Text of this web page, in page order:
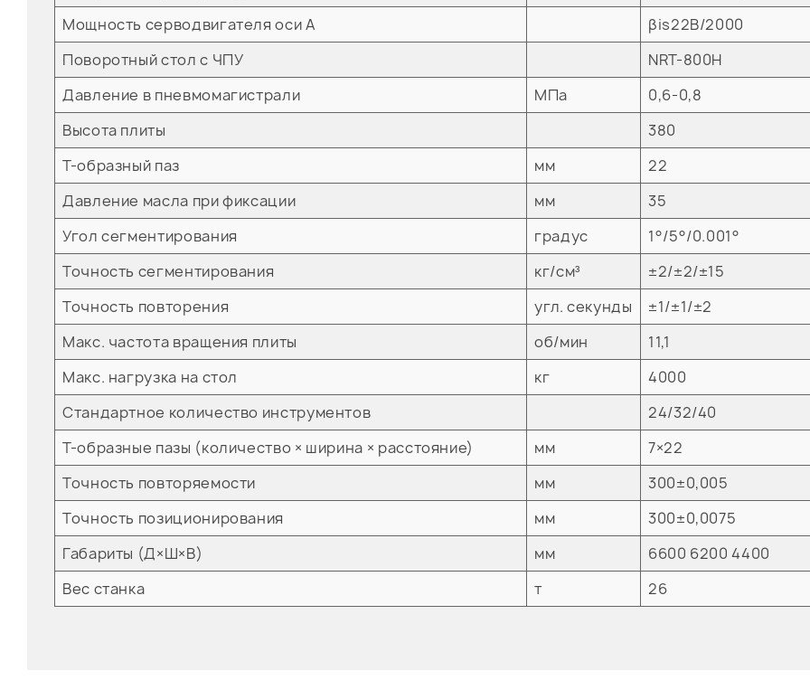
Мощность серводвигателя оси A
βis22B/2000
Поворотный стол с ЧПУ
NRT-800H
Давление в пневмомагистрали
МПа
0,6-0,8
Высота плиты
380
T-образный паз
мм
22
Давление масла при фиксации
мм
35
Угол сегментирования
градус
1°/5°/0.001°
Точность сегментирования
кг/см³
±2/±2/±15
Точность повторения
угл. секунды
±1/±1/±2
Макс. частота вращения плиты
об/мин
11,1
Макс. нагрузка на стол
кг
4000
Стандартное количество инструментов
24/32/40
Т-образные пазы (количество × ширина × расстояние)
мм
7×22
Точность повторяемости
мм
300±0,005
Точность позиционирования
мм
300±0,0075
Габариты (Д×Ш×В)
мм
6600 6200 4400
Вес станка
т 26